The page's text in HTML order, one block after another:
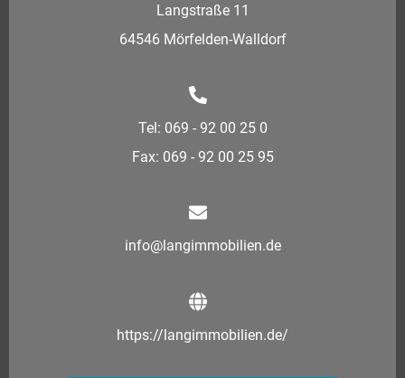
Langstraße 11
64546 Mörfelden-Walldorf
Tel: 069 - 92 00 25 0
Fax: 069 - 92 00 25 95
info@langimmobilien.de
https://langimmobilien.de/